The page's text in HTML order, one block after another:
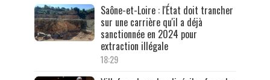
Saône-et-Loire : l'État doit trancher
sur une carrière qu'il a déjà
sanctionnée en 2024 pour
extraction illégale
18:29